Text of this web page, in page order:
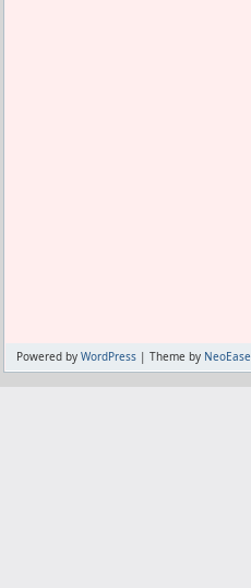
Powered by WordPress | Theme by NeoEase